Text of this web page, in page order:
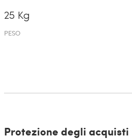
25 Kg
PESO
Protezione degli acquisti